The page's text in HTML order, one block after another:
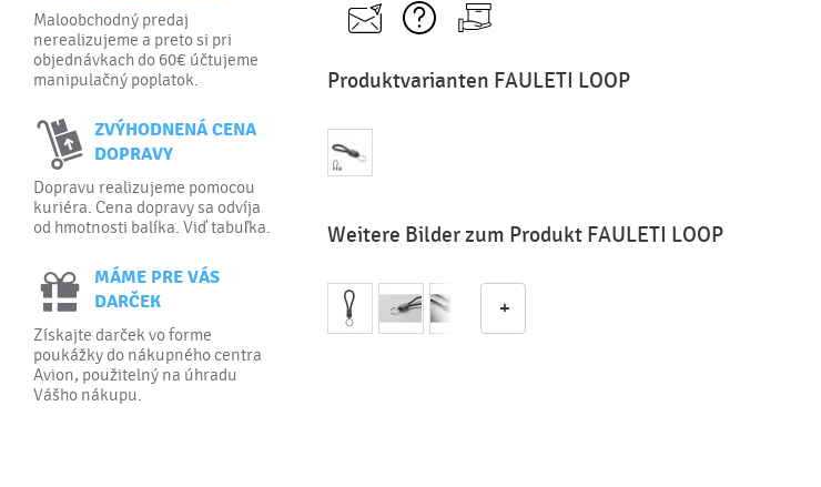
Maloobchodný predaj
nerealizujeme a preto si pri
objednávkach do 60€ účtujeme
manipulačný poplatok.
ZVÝHODNENÁ CENA
DOPRAVY
Dopravu realizujeme pomocou
kuriéra. Cena dopravy sa odvíja
od hmotnosti balíka. Viď tabuľka.
MÁME PRE VÁS
DARČEK
Získajte darček vo forme
poukážky do nákupného centra
Avion, použitelný na úhradu
Vášho nákupu.
Produktvarianten FAULETI LOOP
Weitere Bilder zum Produkt FAULETI LOOP
+